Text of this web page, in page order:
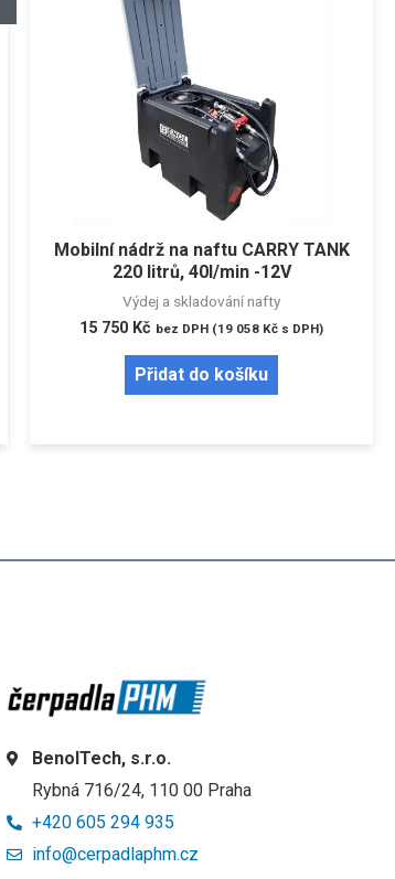
Mobilní nádrž na naftu CARRY TANK
220 litrů, 40l/min -12V
Výdej a skladování nafty
15 750 Kč bez DPH (19 058 Kč s DPH)
Přidat do košíku
BenolTech, s.r.o.
Rybná 716/24, 110 00 Praha
+420 605 294 935
info@cerpadlaphm.cz